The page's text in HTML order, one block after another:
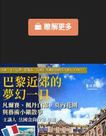
瞭解更多